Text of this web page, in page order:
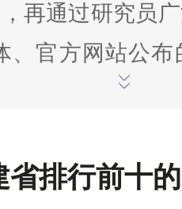
再通过研究员
、官方网站公
注度、口碑、
、师资力量、
省排行前十